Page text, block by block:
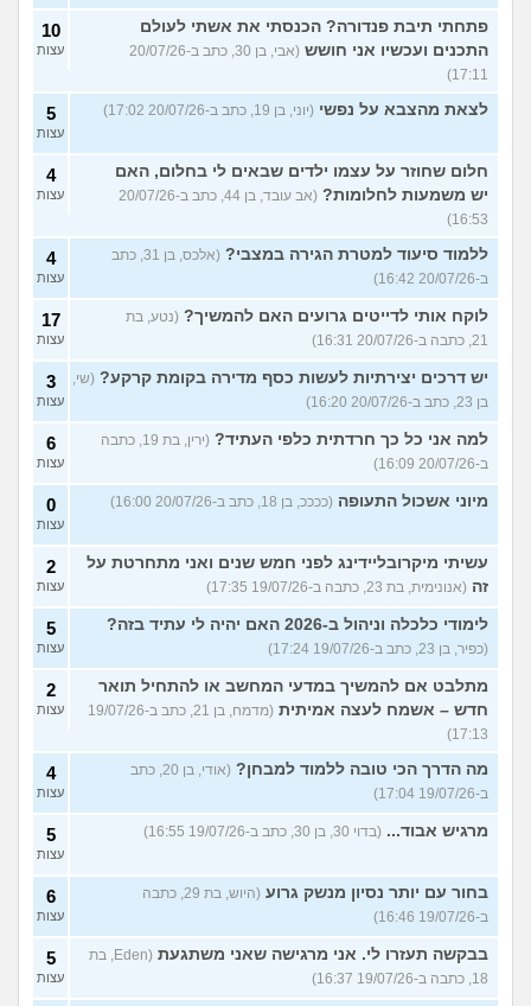
פתחתי תיבת פנדורה? הכנסתי את אשתי לעולם
התכנים ועכשיו אני חושש
(אבי, בן 30, כתב ב-20/07/26
17:11)
10
עצות
לצאת מהצבא על נפשי (יוני, בן 19, כתב ב-20/07/26 17:02) 5
עצות
חלום שחוזר על עצמו ילדים שבאים לי בחלום, האם
יש משמעות לחלומות?
(אב עובד, בן 44, כתב ב-20/07/26
16:53)
4
עצות
ללמוד סיעוד למטרת הגירה במצבי?
(אלכס, בן 31, כתב
ב-20/07/26 16:42)
4
עצות
לוקח אותי לדייטים גרועים האם להמשיך? (נטע, בת
21, כתבה ב-20/07/26 16:31)
17
עצות
יש דרכים יצירתיות לעשות כסף מדירה בקומת קרקע? (שי,
בן 23, כתב ב-20/07/26 16:20)
3
עצות
למה אני כל כך חרדתית כלפי העתיד?
(ירין, בת 19, כתבה
ב-20/07/26 16:09)
6
עצות
מיוני אשכול התעופה (ככככ, בן 18, כתב ב-20/07/26 16:00) 0
עצות
עשיתי מיקרובליידינג לפני חמש שנים ואני מתחרטת על
זה (אנונימית, בת 23, כתבה ב-19/07/26 17:35)
2
עצות
לימודי כלכלה וניהול ב-2026 האם יהיה לי עתיד בזה?
(כפיר, בן 23, כתב ב-19/07/26 17:24)
5
עצות
מתלבט אם להמשיך במדעי המחשב או להתחיל תואר
חדש – אשמח לעצה אמיתית
(מדמח, בן 21, כתב ב-19/07/26
17:13)
2
עצות
מה הדרך הכי טובה ללמוד למבחן?
(אודי, בן 20, כתב
ב-19/07/26 17:04)
4
עצות
מרגיש אבוד... (בדוי 30, בן 30, כתב ב-19/07/26 16:55) 5
עצות
בחור עם יותר נסיון מנשק גרוע
(היוש, בת 29, כתבה
ב-19/07/26 16:46)
6
עצות
בבקשה תעזרו לי. אני מרגישה שאני משתגעת
(Eden, בת
18, כתבה ב-19/07/26 16:37)
5
עצות